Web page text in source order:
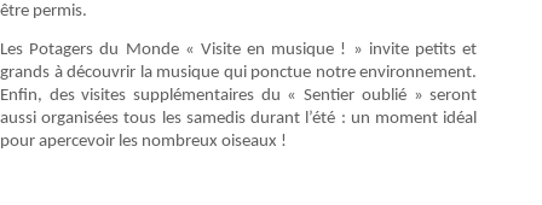
être permis.
Les Potagers du Monde « Visite en musique ! » invite petits et
grands à découvrir la musique qui ponctue notre environnement.
Enfin, des visites supplémentaires du « Sentier oublié » seront
aussi organisées tous les samedis durant l’été : un moment idéal
pour apercevoir les nombreux oiseaux !